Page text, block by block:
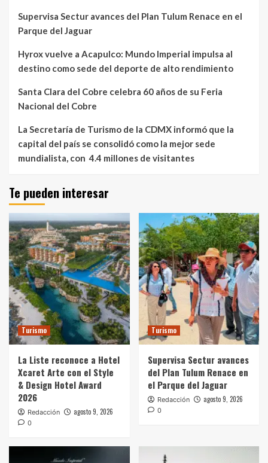
Supervisa Sectur avances del Plan Tulum Renace en el
Parque del Jaguar
Hyrox vuelve a Acapulco: Mundo Imperial impulsa al
destino como sede del deporte de alto rendimiento
Santa Clara del Cobre celebra 60 años de su Feria
Nacional del Cobre
La Secretaría de Turismo de la CDMX informó que la
capital del país se consolidó como la mejor sede
mundialista, con 4.4 millones de visitantes
Te pueden interesar
Turismo
La Liste reconoce a Hotel
Xcaret Arte con el Style
& Design Hotel Award
2026
Redacción agosto 9, 2026
0
Turismo
Supervisa Sectur avances
del Plan Tulum Renace en
el Parque del Jaguar
Redacción agosto 9, 2026
0